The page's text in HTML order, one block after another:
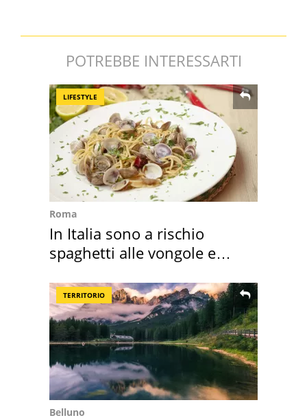
POTREBBE INTERESSARTI
LIFESTYLE
Roma
In Italia sono a rischio
spaghetti alle vongole e
TERRITORIO
Belluno